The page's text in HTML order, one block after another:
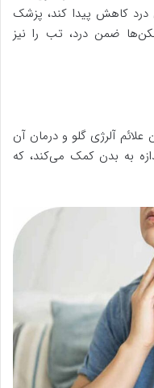
درد کاهش پیدا کند، پزشک
ضمن درد، تب را نیز
آلرژی گلو و درمان آن
به بدن کمک می‌کند، که